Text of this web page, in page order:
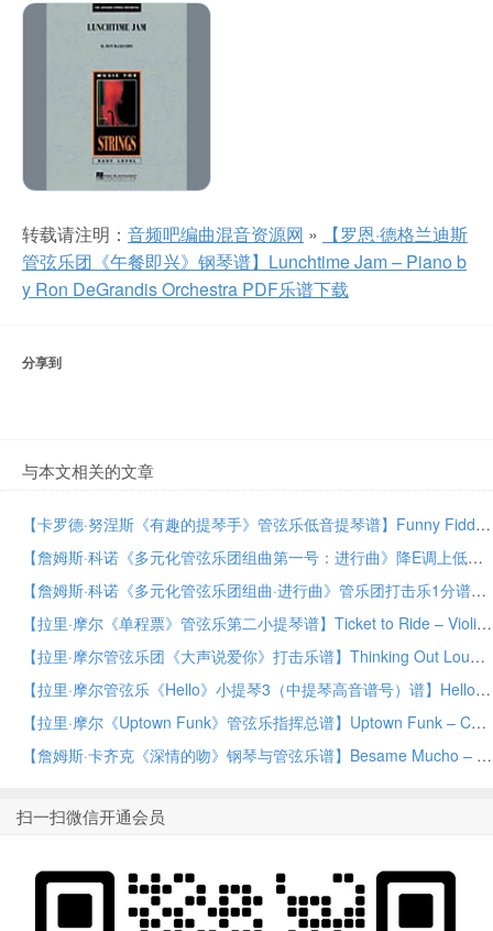
转载请注明： 音频吧编曲混音资源网 »
【罗恩·德格兰迪斯
管弦乐团《午餐即兴》钢琴谱】Lunchtime Jam – Piano b
y Ron DeGrandis Orchestra PDF乐谱下载
分享到
与本文相关的文章
【卡罗德·努涅斯《有趣的提琴手》管弦乐低音提琴谱】Funny Fiddlin’ – Bass by Carold Nuñez Orchestra PDF乐谱下载
【詹姆斯·科诺《多元化管弦乐团组曲第一号：进行曲》降E调上低音萨克斯谱】March from Suite for Variety Orchestra, No. 1 – Eb Baritone Saxophone by James Curnow Concert Band PDF乐谱下载
【詹姆斯·科诺《多元化管弦乐团组曲·进行曲》管乐团打击乐1分谱】March from Suite for Variety Orchestra, No. 1 – Percussion 1 by James Curnow Concert Band PDF乐谱下载
【拉里·摩尔《单程票》管弦乐第二小提琴谱】Ticket to Ride – Violin 2 by Larry Moore Orchestra PDF乐谱下载
【拉里·摩尔管弦乐团《大声说爱你》打击乐谱】Thinking Out Loud – Percussion by Larry Moore Orchestra PDF乐谱下载
【拉里·摩尔管弦乐《Hello》小提琴3（中提琴高音谱号）谱】Hello – Violin 3 (Viola Treble Clef) by Larry Moore Orchestra PDF乐谱下载
【拉里·摩尔《Uptown Funk》管弦乐指挥总谱】Uptown Funk – Conductor Score (Full Score) by Larry Moore Orchestra PDF乐谱下载
【詹姆斯·卡齐克《深情的吻》钢琴与管弦乐谱】Besame Mucho – Piano by James Kazik Orchestra PDF乐谱下载
扫一扫微信开通会员